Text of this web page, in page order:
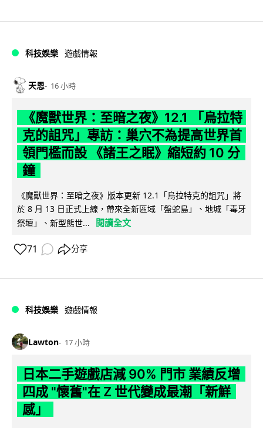
科技娛樂 遊戲情報
天恩 16 小時
《魔獸世界：至暗之夜》12.1 「烏拉特
克的詛咒」專訪：巢穴不為提高世界首
領門檻而設 《諸王之眠》縮短約 10 分
鐘
《魔獸世界：至暗之夜》版本更新 12.1「烏拉特克的詛咒」將
於 8 月 13 日正式上線，帶來全新區域「盤蛇島」、地城「毒牙
祭壇」、新型態世...
閱讀全文
71 分享
科技娛樂 遊戲情報
Lawton 17 小時
日本二手遊戲店減 90% 門市 業績反增
四成 "懷舊"在 Z 世代變成最潮「新鮮
感」